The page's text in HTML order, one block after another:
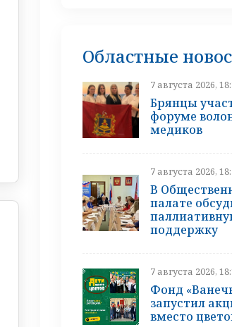
Областные
7 августа 2026,
Брянцы
форуме
медиков
7 августа 2026,
В
палате
поддержку
7 августа 2026,
Фонд
запустил
вместо